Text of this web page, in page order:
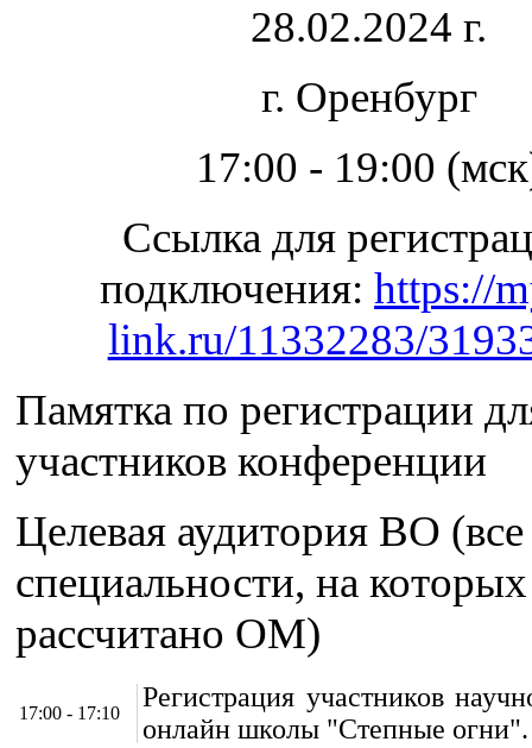
28.02.2024 г.
г. Оренбург
17:00 - 19:00
Ссылка для
подключения:https://
link.ru/11332283/
Памятка по регистрации
участников конференции
Целевая аудитория ВО (все
специальности, на которых
рассчитано ОМ)
17:00 - 17:10
Регистрация участников
онлайн школы "Степные огни".